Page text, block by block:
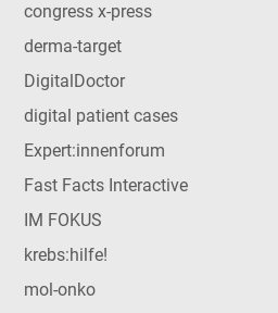
congress x-press
derma-target
DigitalDoctor
digital patient cases
Expert:innenforum
Fast Facts Interactive
IM FOKUS
krebs:hilfe!
mol-onko